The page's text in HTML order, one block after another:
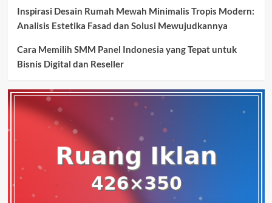
Inspirasi Desain Rumah Mewah Minimalis Tropis Modern:
Analisis Estetika Fasad dan Solusi Mewujudkannya
Cara Memilih SMM Panel Indonesia yang Tepat untuk
Bisnis Digital dan Reseller